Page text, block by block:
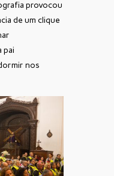
provocou
de um clique
pai
nos